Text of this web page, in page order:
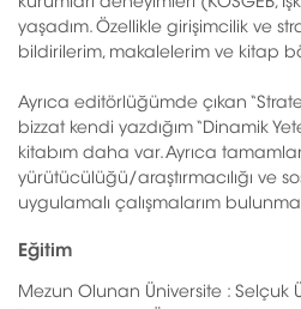
kurumları deneyimleri (KOSGEB,
yaşadım. Özellikle girişimcilik ve
bildirilerim, makalelerim ve kitap
Ayrıca editörlüğümde çıkan
bizzat kendi yazdığım “Dinamik
kitabım daha var. Ayrıca
yürütücülüğü/araştırmacılığı ve
uygulamalı çalışmalarım
Eğitim
Mezun Olunan Üniversite : Selçuk